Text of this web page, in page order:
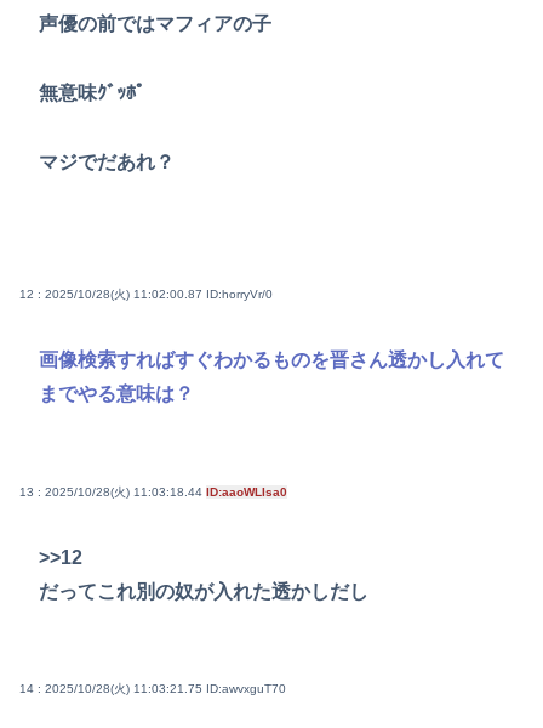
声優の前ではマフィアの子
無意味ｸﾞｯﾎﾟ
マジでだあれ？
12 : 2025/10/28(火) 11:02:00.87 ID:horryVr/0
画像検索すればすぐわかるものを晋さん透かし入れて
までやる意味は？
13 : 2025/10/28(火) 11:03:18.44 ID:aaoWLIsa0
>>12
だってこれ別の奴が入れた透かしだし
14 : 2025/10/28(火) 11:03:21.75 ID:awvxguT70